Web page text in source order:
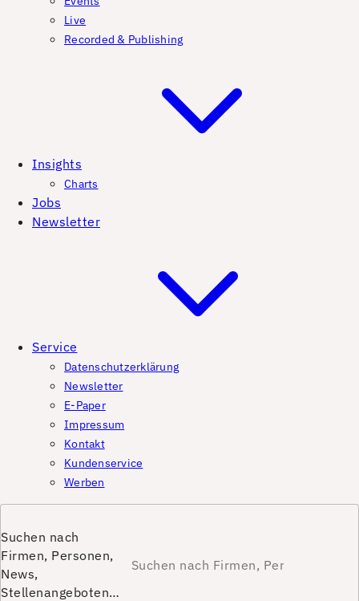
Live
Recorded & Publishing
Insights
Charts
Jobs
Newsletter
Service
Datenschutzerklärung
Newsletter
E-Paper
Impressum
Kontakt
Kundenservice
Werben
Suchen nach
Firmen, Personen,
News,
Stellenangeboten…